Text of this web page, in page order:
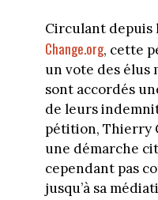
Circulant depuis
Change.org, cette
un vote des élus
sont accordés
de leurs
pétition, Thierry
une démarche
cependant pas
jusqu’à sa